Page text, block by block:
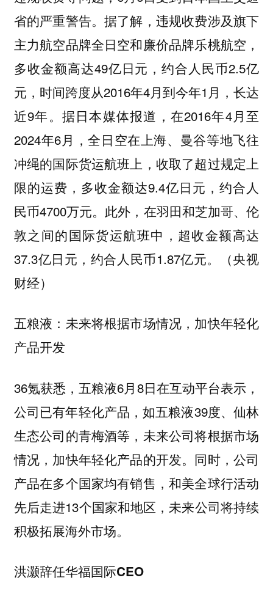
省的严重警告。据了解，违规收费涉及旗下
主力航空品牌全日空和廉价品牌乐桃航空，
多收金额高达49亿日元，约合人民币2.5亿
元，时间跨度从2016年4月到今年1月，长达
近9年。据日本媒体报道，在2016年4月至
2024年6月，全日空在上海、曼谷等地飞往
冲绳的国际货运航班上，收取了超过规定上
限的运费，多收金额达9.4亿日元，约合人
民币4700万元。此外，在羽田和芝加哥、伦
敦之间的国际货运航班中，超收金额高达
37.3亿日元，约合人民币1.87亿元。（央视
财经）
五粮液：未来将根据市场情况，加快年轻化
产品开发
36氪获悉，五粮液6月8日在互动平台表示，
公司已有年轻化产品，如五粮液39度、仙林
生态公司的青梅酒等，未来公司将根据市场
情况，加快年轻化产品的开发。同时，公司
产品在多个国家均有销售，和美全球行活动
先后走进13个国家和地区，未来公司将持续
积极拓展海外市场。
洪灏辞任华福国际CEO